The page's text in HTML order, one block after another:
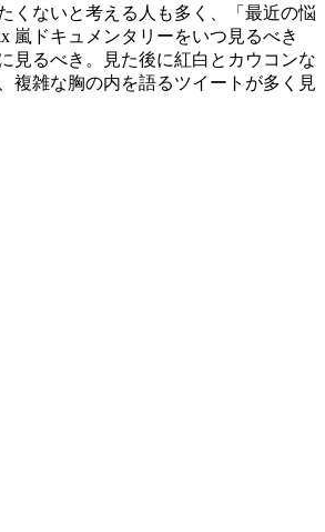
くないと考える人も多く、「最近の悩
嵐ドキュメンタリーをいつ見るべき
見るべき。見た後に紅白とカウコンな
複雑な胸の内を語るツイートが多く見